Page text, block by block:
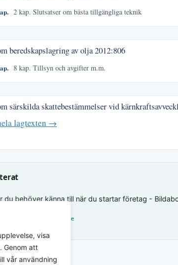
visa
Genom att
vår användning
2 kap. Slutsatser om bästa tillgängliga teknik
beredskapslagring av olja2012:806
8 kap. Tillsyn och avgifter m.m.
särskilda skattebestämmelser vid
lagtexten →
du behöver känna till när du startar företag -
Matcher.se